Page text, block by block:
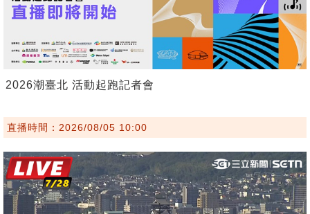
2026潮臺北 活動起跑記者會
直播時間：2026/08/05 10:00